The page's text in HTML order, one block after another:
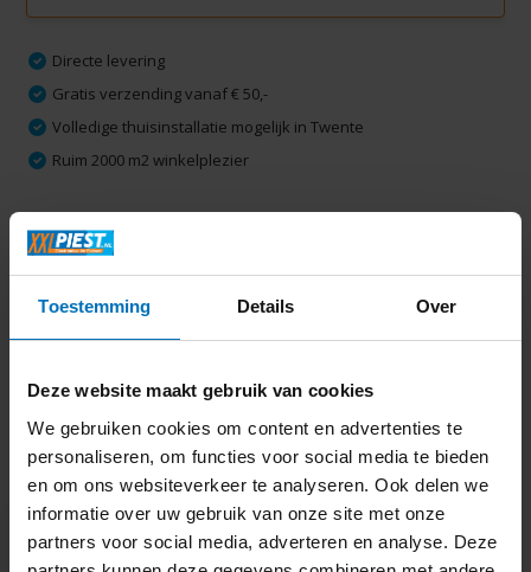
Toestemming Details Over
Deze website maakt gebruik van cookies
We gebruiken cookies om content en advertenties te
personaliseren, om functies voor social media te bieden
en om ons websiteverkeer te analyseren. Ook delen we
informatie over uw gebruik van onze site met onze
partners voor social media, adverteren en analyse. Deze
Directe levering
Gratis verzending vanaf € 50,-
Volledige thuisinstallatie mogelijk in Twente
Ruim 2000 m2 winkelplezier
Productomschrijving
Delen
Laatst bekeken